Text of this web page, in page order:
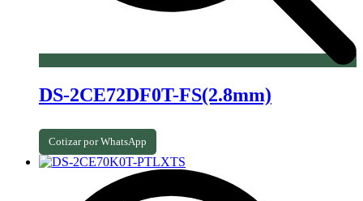
DS-2CE72DF0T-FS(2.8mm)
Cotizar por WhatsApp